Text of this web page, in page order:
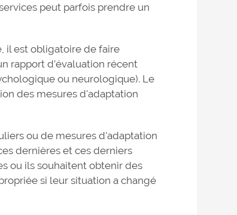
peut parfois prendre un
il est obligatoire de faire
rapport d’évaluation récent
ou neurologique). Le
des mesures d'adaptation
ou de mesures d'adaptation
dernières et ces derniers
ou ils souhaitent obtenir des
si leur situation a changé